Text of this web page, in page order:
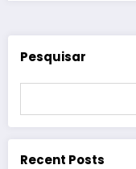
Pesquisar
Recent Posts